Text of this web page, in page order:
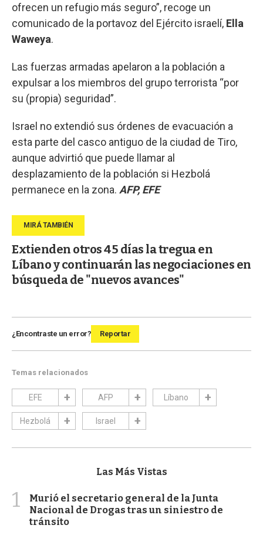
ofrecen un refugio más seguro”, recoge un
comunicado de la portavoz del Ejército israelí, Ella
Waweya.
Las fuerzas armadas apelaron a la población a
expulsar a los miembros del grupo terrorista “por
su (propia) seguridad”.
Israel no extendió sus órdenes de evacuación a
esta parte del casco antiguo de la ciudad de Tiro,
aunque advirtió que puede llamar al
desplazamiento de la población si Hezbolá
permanece en la zona. AFP, EFE
Extienden otros 45 días la tregua en
Líbano y continuarán las negociaciones en
búsqueda de "nuevos avances"
¿Encontraste un error? Reportar
Temas relacionados
EFE AFP Líbano
Hezbolá Israel
Las Más Vistas
1
Murió el secretario general de la Junta
Nacional de Drogas tras un siniestro de
tránsito